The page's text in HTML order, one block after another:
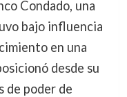
Condado, una
bajo influencia
en una
desde su
de poder de